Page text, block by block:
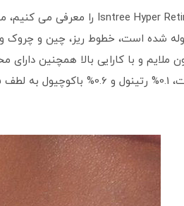
شده است، خطوط ریز، چین و چروک